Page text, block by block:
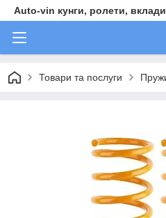
Auto-vin кунги, ролети,
Товари та послуги